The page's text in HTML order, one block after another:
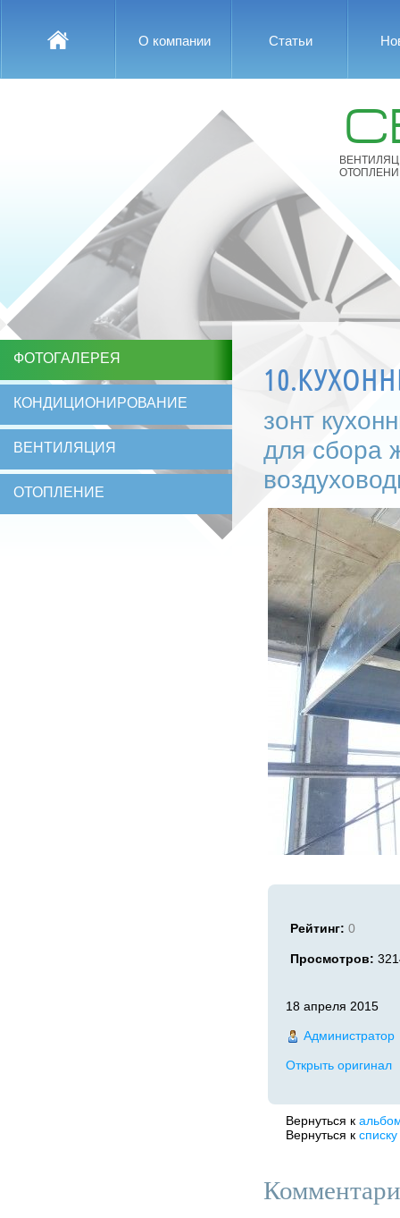
О компании Статьи
ФОТОГАЛЕРЕЯ
КОНДИЦИОНИРОВАНИЕ
ВЕНТИЛЯЦИЯ
ОТОПЛЕНИЕ
зонт
для сбора
Рейтинг: 0
Просмотров:
18 апреля 2015
Администратор
Открыть оригинал
Вернуться к
Вернуться к